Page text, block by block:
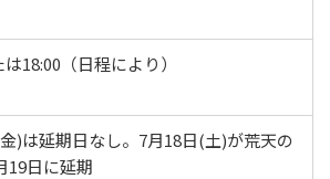
18:00（日程により）
)は延期日なし。7月18日(土)が荒天の
19日に延期